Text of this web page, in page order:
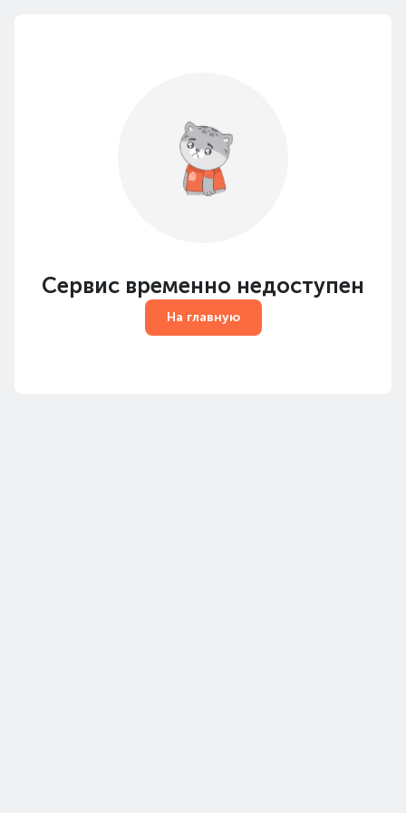
Сервис временно недоступен
На главную